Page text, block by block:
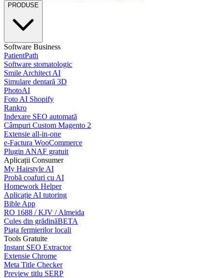
PRODUSE
Software Business
PatientPath
Software stomatologic
Smile Architect AI
Simulare dentară 3D
PhotoAI
Foto AI Shopify
Rankro
Indexare SEO automată
Câmpuri Custom Magento 2
Extensie all-in-one
e-Factura WooCommerce
Plugin ANAF gratuit
Aplicații Consumer
My Hairstyle AI
Probă coafuri cu AI
Homework Helper
Aplicație AI tutoring
Bible App
RO 1688 / KJV / Almeida
Cules din grădinăBETA
Piața fermierilor locali
Tools Gratuite
Instant SEO Extractor
Extensie Chrome
Meta Title Checker
Preview titlu SERP